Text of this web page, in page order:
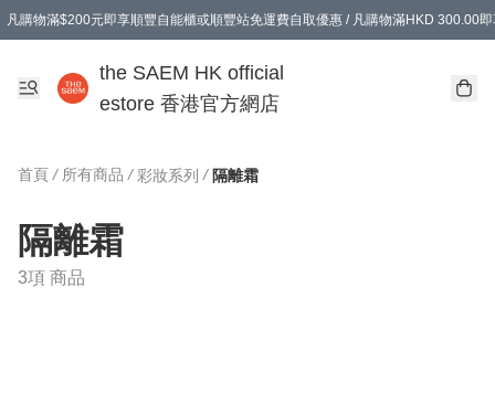
凡購物滿$200元即享順豐自能櫃或順豐站免運費自取優惠 / 凡購物滿HKD 300.00
the SAEM HK official
estore 香港官方網店
首頁 / 所有商品 / 彩妝系列 / 隔離霜
隔離霜
3項 商品